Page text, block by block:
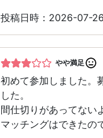
投稿日時：2026-07-26
やや満足
初めて参加しました。
した。
間仕切りがあってない
マッチングはできたの